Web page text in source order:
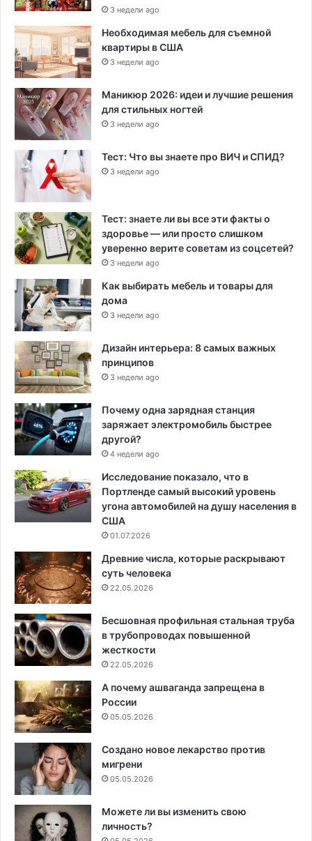
3 недели ago
Необходимая мебель для съемной
квартиры в США
3 недели ago
Маникюр 2026: идеи и лучшие решения
для стильных ногтей
3 недели ago
Тест: Что вы знаете про ВИЧ и СПИД?
3 недели ago
Тест: знаете ли вы все эти факты о
здоровье — или просто слишком
уверенно верите советам из соцсетей?
3 недели ago
Как выбирать мебель и товары для
дома
3 недели ago
Дизайн интерьера: 8 самых важных
принципов
3 недели ago
Почему одна зарядная станция
заряжает электромобиль быстрее
другой?
4 недели ago
Исследование показало, что в
Портленде самый высокий уровень
угона автомобилей на душу населения в
США
01.07.2026
Древние числа, которые раскрывают
суть человека
22.05.2026
Бесшовная профильная стальная труба
в трубопроводах повышенной
жесткости
22.05.2026
А почему ашваганда запрещена в
России
05.05.2026
Создано новое лекарство против
мигрени
05.05.2026
Можете ли вы изменить свою
личность?